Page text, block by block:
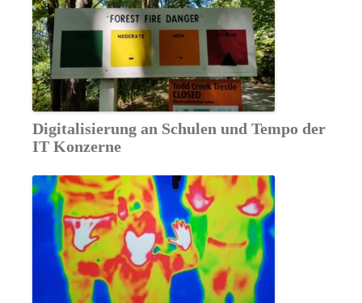
Digitalisierung an Schulen und Tempo der
IT Konzerne